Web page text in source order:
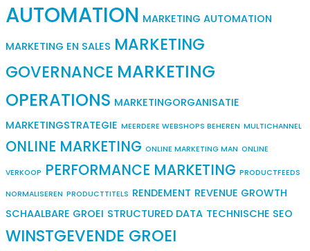
AUTOMATION MARKETING AUTOMATION
MARKETING EN SALES MARKETING
GOVERNANCE MARKETING
OPERATIONS MARKETINGORGANISATIE
MARKETINGSTRATEGIE MEERDERE WEBSHOPS BEHEREN MULTICHANNEL
ONLINE MARKETING ONLINE MARKETING MAN ONLINE
VERKOOP PERFORMANCE MARKETING PRODUCTFEEDS
NORMALISEREN PRODUCTTITELS RENDEMENT REVENUE GROWTH
SCHAALBARE GROEI STRUCTURED DATA TECHNISCHE SEO
WINSTGEVENDE GROEI